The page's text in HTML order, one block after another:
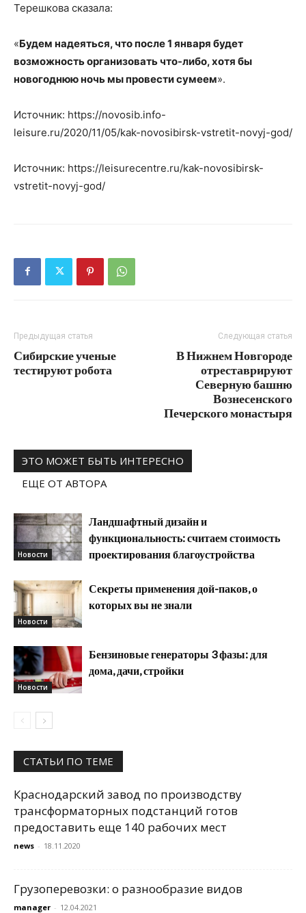
Терешкова сказала:
«Будем надеяться, что после 1 января будет
возможность организовать что-либо, хотя бы
новогоднюю ночь мы провести сумеем».
Источник: https://novosib.info-
leisure.ru/2020/11/05/kak-novosibirsk-vstretit-novyj-god/
Источник: https://leisurecentre.ru/kak-novosibirsk-
vstretit-novyj-god/
Предыдущая статья
Сибирские ученые
тестируют робота
Следующая статья
В Нижнем Новгороде
отреставрируют
Северную башню
Вознесенского
Печерского монастыря
ЭТО МОЖЕТ БЫТЬ ИНТЕРЕСНО
ЕЩЕ ОТ АВТОРА
Новости
Ландшафтный дизайн и
функциональность: считаем стоимость
проектирования благоустройства
Новости
Секреты применения дой-паков, о
которых вы не знали
Новости
Бензиновые генераторы 3 фазы: для
дома, дачи, стройки
СТАТЬИ ПО ТЕМЕ
Краснодарский завод по производству
трансформаторных подстанций готов
предоставить еще 140 рабочих мест
news - 18.11.2020
Грузоперевозки: о разнообразие видов
manager - 12.04.2021